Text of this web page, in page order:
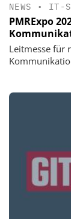
NEWS • IT-
PMRExpo
Leitmesse für